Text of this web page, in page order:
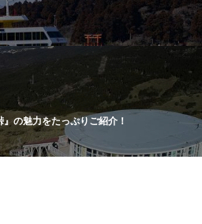
』の魅力をたっぷりご紹介！